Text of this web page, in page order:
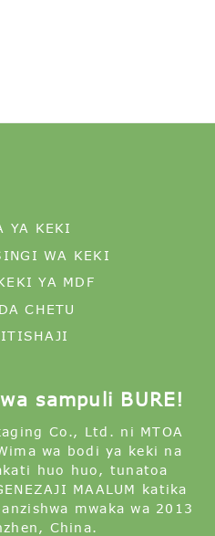
YA KEKI
WA KEKI
YA MDF
CHETU
sampuli BURE!
Co., Ltd. ni MTOA
wa bodi ya keki na
huo huo, tunatoa
MAALUM katika
mwaka wa 2013
China.